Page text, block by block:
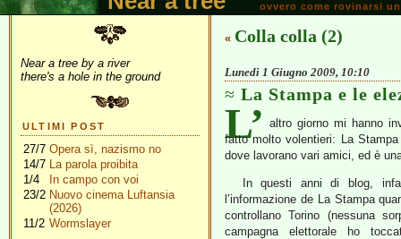
ovvero come rovinarsi
Near a tree by a river
there's a hole in the ground
ULTIMI POST
27/7 Opera sì, nazismo no
14/7 La parola proibita
1/4
In campo con voi
23/2 Nuovo cinema Luftansia
(2026)
11/2 Wormslayer
« Colla colla (2)
Lunedì 1 Giugno 2009, 10:10
La Stampa e le
L’ altro giorno mi hanno
fatto molto volentieri: La
dove lavorano vari amici, ed è
In questi anni di blog,
l’informazione de La Stampa
controllano Torino (nessuna
campagna elettorale ho